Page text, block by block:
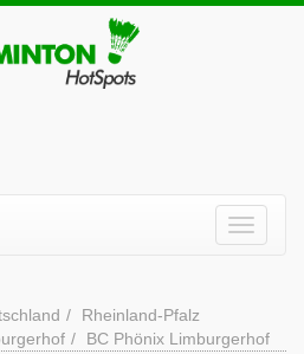
Rheinland-Pfalz
BC Phönix Limburgerhof